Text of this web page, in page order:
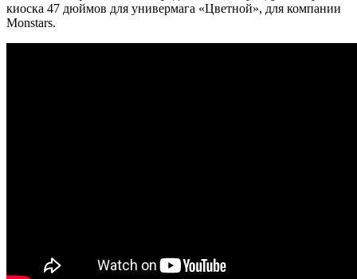
киоска 47 дюймов для универмага «Цветной», для компании
Monstars.